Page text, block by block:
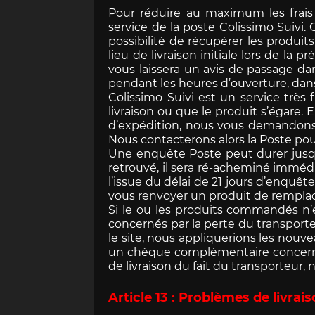
Porsche 911 type 964 et
965
Porsche
Porsche 911 type 997
Porsche CLASSIC Porsche
PORSCHE x BOSS
Porsche Golf Sac de
Bracelets & Bijoux
Tasse
Badge de grille
Porsche
Pin's
François Bruère
Helge Jepsen
Autres décorations
garage
Entretien autres
surfaces
Collection PORSCHE
JO SIFFERT
Pour réduire au maximum les
service de la poste Colissimo
possibilité de récupérer les
lieu de livraison initiale lors de la
vous laissera un avis de passage
pendant les heures d’ouverture,
Colissimo Suivi est un service très
livraison ou que le produit
d’expédition, nous vous
Nous contacterons alors la Poste
Une enquête Poste peut durer
retrouvé, il sera ré-acheminé
l’issue du délai de 21 jours
vous renvoyer un produit de
Si le ou les produits commandés
concernés par la perte du
le site, nous appliquerions les
un chèque complémentaire
de livraison du fait du transporteur,
Article 13 : Problèmes de